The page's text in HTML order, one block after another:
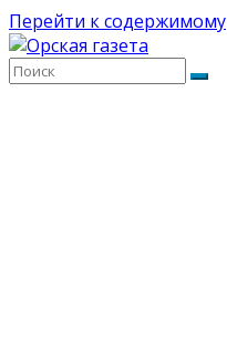
Перейти к содержимому